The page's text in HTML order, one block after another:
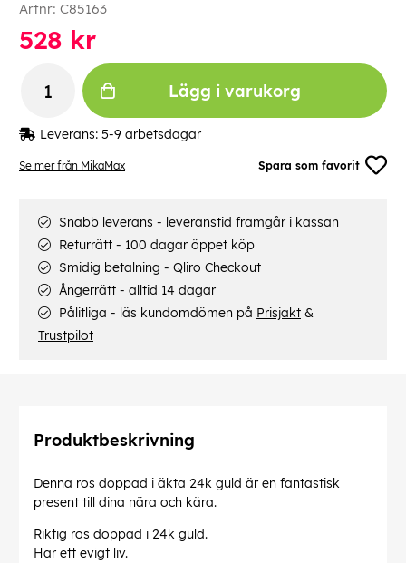
Se mer från MikaMax Spara som favorit
Artnr: C85163
528 kr
Lägg i varukorg
Leverans: 5-9 arbetsdagar
Snabb leverans - leveranstid framgår i kassan
Returrätt - 100 dagar öppet köp
Smidig betalning - Qliro Checkout
Ångerrätt - alltid 14 dagar
Pålitliga - läs kundomdömen på Prisjakt &
Trustpilot
Produktbeskrivning
Denna ros doppad i äkta 24k guld är en fantastisk
present till dina nära och kära.
Riktig ros doppad i 24k guld.
Har ett evigt liv.